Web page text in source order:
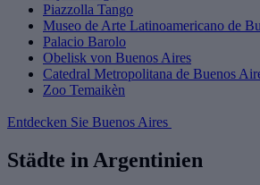
Piazzolla Tango
Museo de Arte Latinoamericano de
Palacio Barolo
Obelisk von Buenos Aires
Catedral Metropolitana de Buenos
Zoo Temaikèn
Entdecken Sie Buenos Aires
Städte in Argentinien